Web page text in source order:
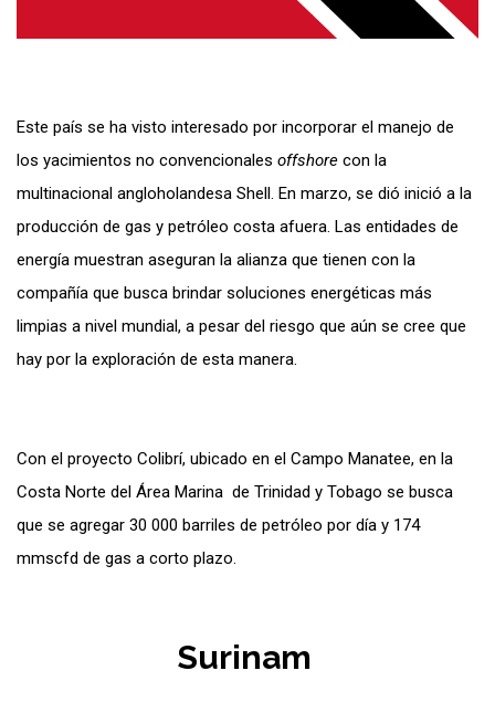
Este país se ha visto interesado por incorporar el manejo de
los yacimientos no convencionales offshore con la
multinacional angloholandesa Shell. En marzo, se dió inició a la
producción de gas y petróleo costa afuera. Las entidades de
energía muestran aseguran la alianza que tienen con la
compañía que busca brindar soluciones energéticas más
limpias a nivel mundial, a pesar del riesgo que aún se cree que
hay por la exploración de esta manera.
Con el proyecto Colibrí, ubicado en el Campo Manatee, en la
Costa Norte del Área Marina de Trinidad y Tobago se busca
que se agregar 30 000 barriles de petróleo por día y 174
mmscfd de gas a corto plazo.
Surinam